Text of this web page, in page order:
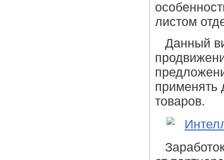
листом
Данный
применять
товаров.